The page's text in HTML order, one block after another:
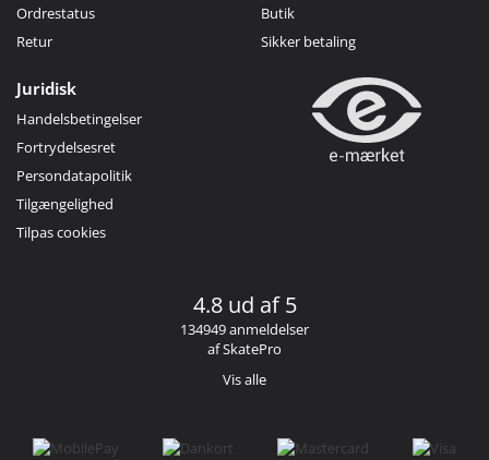
Ordrestatus
Retur
Butik
Sikker betaling
Juridisk
Handelsbetingelser
Fortrydelsesret
Persondatapolitik
Tilgængelighed
Tilpas cookies
4.8 ud af 5
134949 anmeldelser
af SkatePro
Vis alle